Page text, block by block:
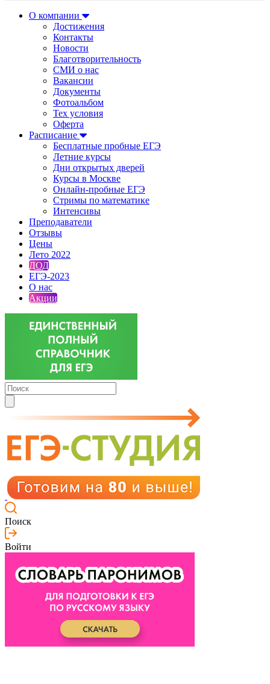
О компании
Достижения
Контакты
Новости
Благотворительность
СМИ о нас
Вакансии
Документы
Фотоальбом
Тех условия
Оферта
Расписание
Бесплатные пробные ЕГЭ
Летние курсы
Дни открытых дверей
Курсы в Москве
Онлайн-пробные ЕГЭ
Стримы по математике
Интенсивы
Преподаватели
Отзывы
Цены
Лето 2022
ДОД
ЕГЭ-2023
О нас
Акции
Поиск
Войти